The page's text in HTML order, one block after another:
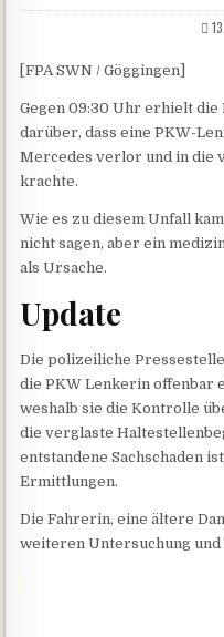
[FPA SWN / Göggingen]
Gegen 09:30 Uhr erhielt
darüber, dass eine PKW-
Mercedes verlor und in die
krachte.
Wie es zu diesem Unfall
nicht sagen, aber ein
als Ursache.
Update
Die polizeiliche
die PKW Lenkerin offenbar
weshalb sie die Kontrolle
die verglaste
entstandene Sachschaden
Ermittlungen.
Die Fahrerin, eine ältere
weiteren Untersuchung und